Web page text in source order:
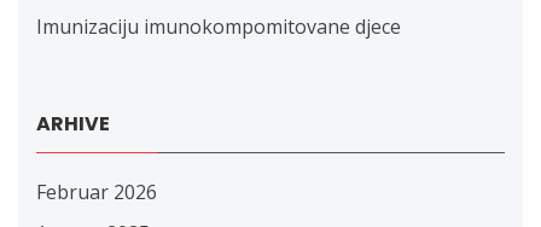
Imunizaciju imunokompomitovane djece
ARHIVE
Februar 2026